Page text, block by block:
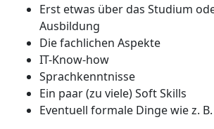
Erst etwas über das Studium
Ausbildung
Die fachlichen Aspekte
IT-Know-how
Sprachkenntnisse
Ein paar (zu viele) Soft Skills
Eventuell formale Dinge wie z.